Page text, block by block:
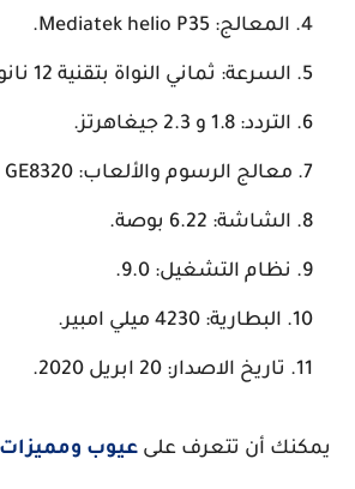
المعالج: Mediatek helio P35.
السرعة: ثماني النواة بتقنية 12 نانو.
التردد: 1.8 و 2.3 جيغاهرتز.
معالج الرسوم والألعاب: PowerVR GE8320.
الشاشة: 6.22 بوصة.
نظام التشغيل: 9.0.
البطارية: 4230 ميلي امبير.
تاريخ الاصدار: 20 ابريل 2020.
أن تتعرف علىعيوب ومميزات هاتف oppo a12